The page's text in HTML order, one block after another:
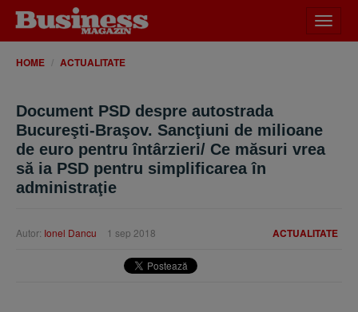
meniu
HOME ACTUALITATE
Document PSD despre autostrada
Bucureşti-Braşov. Sancţiuni de milioane
de euro pentru întârzieri/ Ce măsuri vrea
să ia PSD pentru simplificarea în
administraţie
ACTUALITATE
Autor: Ionel Dancu 1 sep 2018